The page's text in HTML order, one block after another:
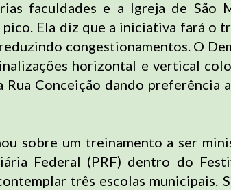
faculdades e a Igreja de São
Ela diz que a iniciativa fará o
congestionamentos. O
horizontal e vertical
Conceição dando preferência
sobre um treinamento a ser
Federal (PRF) dentro do
três escolas municipais.